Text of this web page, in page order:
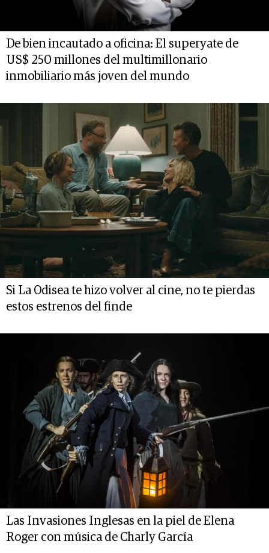
De bien incautado a oficina: El superyate de
US$ 250 millones del multimillonario
inmobiliario más joven del mundo
Si La Odisea te hizo volver al cine, no te pierdas
estos estrenos del finde
Las Invasiones Inglesas en la piel de Elena
Roger con música de Charly García